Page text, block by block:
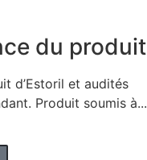
du produit
d’Estoril et audités
Produit soumis à...